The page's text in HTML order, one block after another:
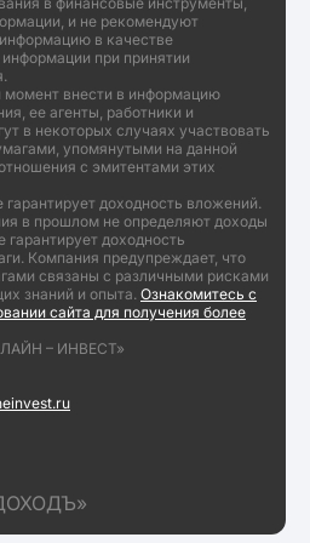
и не рекомендуют
в качестве
при принятии
внести в информацию
ее агенты, работники и
в некоторых случаях участвовать
упомянутыми на данной
с эмитентами этих
доходность вложений.
в прошлом не определяют доходы
гарантирует доходность
Компания предупреждает, что
связаны с различными рисками
знаний и опыта. Ознакомитесь с
сайта для получения более
– ИНВЕСТ»